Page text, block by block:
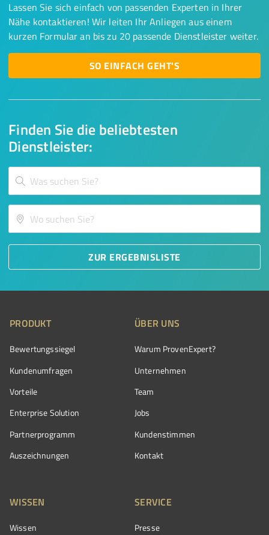
Finden Sie die beliebtesten
Dienstleister:
ZUR ERGEBNISLISTE
Lassen Sie sich einfach von passenden Experten in Ihrer
Nähe kontaktieren! Wir leiten Ihr Anliegen aus einem
kurzen Formular an bis zu 20 passende Dienstleister weiter.
SO EINFACH GEHT'S
PRODUKT
Bewertungssiegel
Kundenumfragen
Vorteile
Enterprise Solution
Partnerprogramm
Auszeichnungen
ÜBER UNS
Warum ProvenExpert?
Unternehmen
Team
Jobs
Kundenstimmen
Kontakt
WISSEN
Wissen
SERVICE
Presse